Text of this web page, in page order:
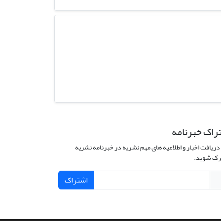
خبرنامه
اخبار و اطلاعیه های مهم نشریه در خبرنامه نشریه
شوید.
اشتراک